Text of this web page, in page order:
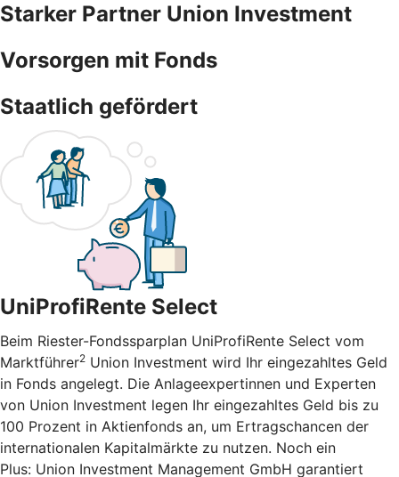
Starker Partner Union Investment
Vorsorgen mit Fonds
Staatlich gefördert
UniProfiRente Select
Beim Riester-Fondssparplan UniProfiRente Select vom
Marktführer2 Union Investment wird Ihr eingezahltes Geld
in Fonds angelegt. Die Anlageexpertinnen und Experten
von Union Investment legen Ihr eingezahltes Geld bis zu
100 Prozent in Aktienfonds an, um Ertragschancen der
internationalen Kapitalmärkte zu nutzen. Noch ein
Plus: Union Investment Management GmbH garantiert